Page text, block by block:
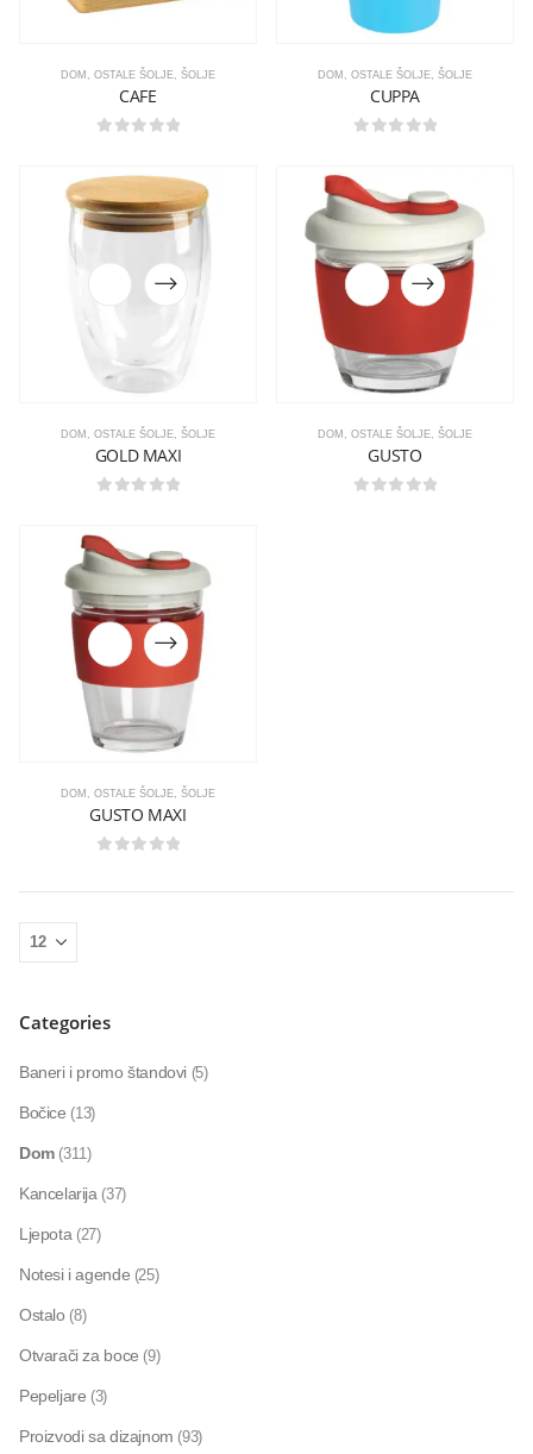
DOM OSTALE ŠOLJE ŠOLJE
CAFE
DOM OSTALE ŠOLJE ŠOLJE
CUPPA
DOM , OSTALE ŠOLJE, ŠOLJE
GOLD MAXI
DOM , OSTALE ŠOLJE, ŠOLJE
GUSTO
DOM , OSTALE ŠOLJE, ŠOLJE
GUSTO MAXI
Categories
Baneri i promo štandovi (5)
Bočice (13)
Dom (311)
Kancelarija (37)
Ljepota (27)
Notesi i agende (25)
Ostalo (8)
Otvarači za boce (9)
Pepeljare (3)
Proizvodi sa dizajnom (93)